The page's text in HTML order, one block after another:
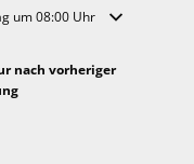
auszublenden
um 08:00 Uhr
nach vorheriger